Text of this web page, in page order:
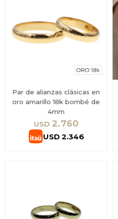
Par de alianzas clásicas en
oro amarillo 18k bombé de
4mm
USD 2.760
USD 2.346